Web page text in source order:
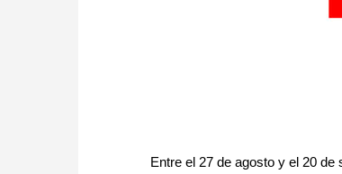
Entre el 27 de agosto y el 20